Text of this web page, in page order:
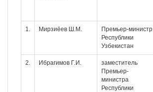
1. Мирзиёев Ш.М.
Премьер-министр
Республики
Узбекистан
2. Ибрагимов Г.И.
заместитель
Премьер-
министра
Республики